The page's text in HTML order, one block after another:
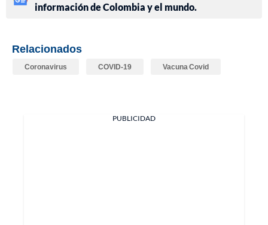
información de Colombia y el mundo.
Relacionados
Coronavirus COVID-19 Vacuna Covid
PUBLICIDAD